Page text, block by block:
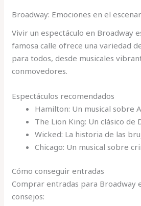
Broadway: Emociones en el
Vivir un espectáculo en Broadway
famosa calle ofrece una variedad
para todos, desde musicales
conmovedores.
Espectáculos recomendados
Hamilton: Un musical sobre
The Lion King: Un clásico de
Wicked: La historia de las
Chicago: Un musical sobre
Cómo conseguir entradas
Comprar entradas para Broadway
consejos: